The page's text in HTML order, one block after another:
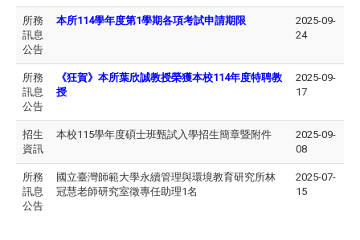
所務
訊息
公告
本所114學年度第1學期各項考試申請期限
2025-09-
24
所務
訊息
公告
《狂賀》本所葉欣誠教授榮獲本校114年度特聘教
授
2025-09-
17
招生
資訊
本校115學年度碩士班甄試入學招生簡章暨附件
2025-09-
08
所務
訊息
公告
國立臺灣師範大學永續管理與環境教育研究所林
冠慧老師研究室徵專任助理1名
2025-07-
15